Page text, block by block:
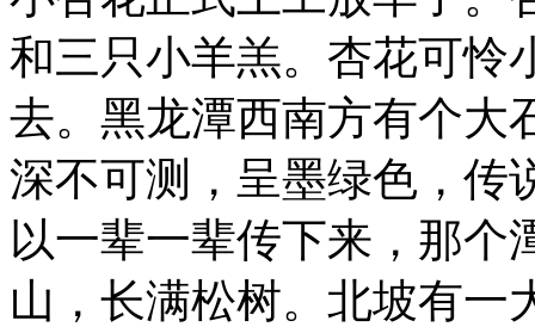
和三只小羊羔。杏花可怜
去。黑龙潭西南方有个大
深不可测，呈墨绿色，传
以一辈一辈传下来，那个
山，长满松树。北坡有一